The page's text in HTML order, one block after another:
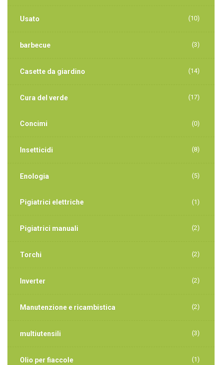
Usato (10)
barbecue (3)
Casette da giardino (14)
Cura del verde (17)
Concimi (0)
Insetticidi (8)
Enologia (5)
Pigiatrici elettriche (1)
Pigiatrici manuali (2)
Torchi (2)
Inverter (2)
Manutenzione e ricambistica (2)
multiutensili (3)
Olio per fiaccole (1)